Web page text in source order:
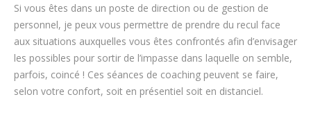
Si vous êtes dans un poste de direction ou de gestion de
personnel, je peux vous permettre de prendre du recul face
aux situations auxquelles vous êtes confrontés afin d’envisager
les possibles pour sortir de l’impasse dans laquelle on semble,
parfois, coincé ! Ces séances de coaching peuvent se faire,
selon votre confort, soit en présentiel soit en distanciel.